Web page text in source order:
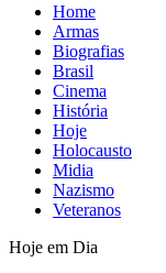
Home
Armas
Biografias
Brasil
Cinema
História
Hoje
Holocausto
Midia
Nazismo
Veteranos
Hoje em Dia